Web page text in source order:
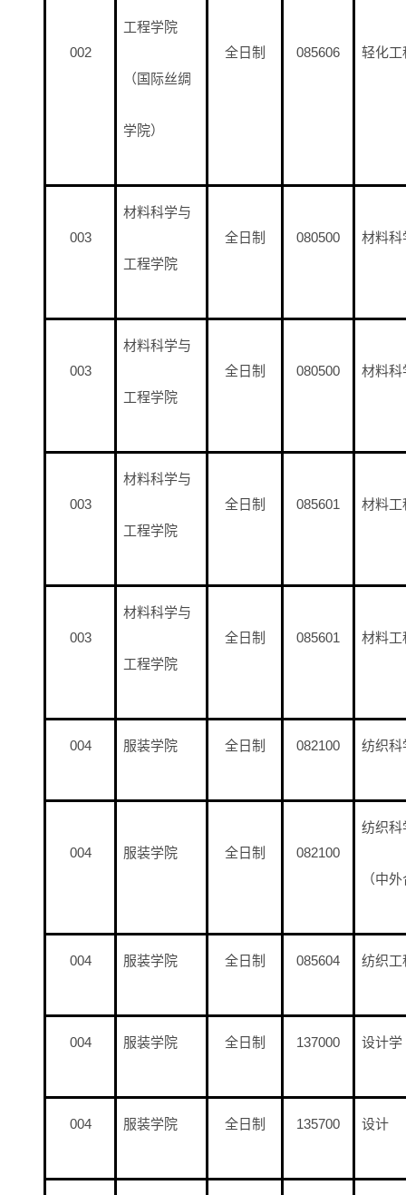
002
工程学院
（国际丝绸
学院）
全日制 085606 轻化工
003
材料科学与
工程学院
全日制 080500 材料科
003
材料科学与
工程学院
全日制 080500 材料科
003
材料科学与
工程学院
全日制 085601 材料工
003
材料科学与
工程学院
全日制 085601 材料工
004 服装学院 全日制 082100 纺织科
004 服装学院 全日制 082100
纺织科
（中
004 服装学院 全日制 085604 纺织工
004 服装学院 全日制 137000 设计学
004 服装学院 全日制 135700 设计